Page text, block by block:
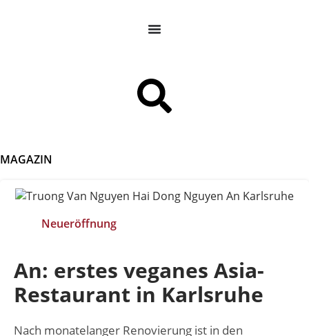
MAGAZIN
Neueröffnung
An: erstes veganes Asia-
Restaurant in Karlsruhe
Nach monatelanger Renovierung ist in den